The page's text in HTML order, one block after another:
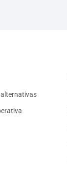
alternativas